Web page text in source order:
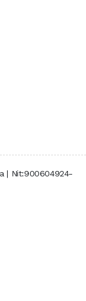
| Nit:900604924-